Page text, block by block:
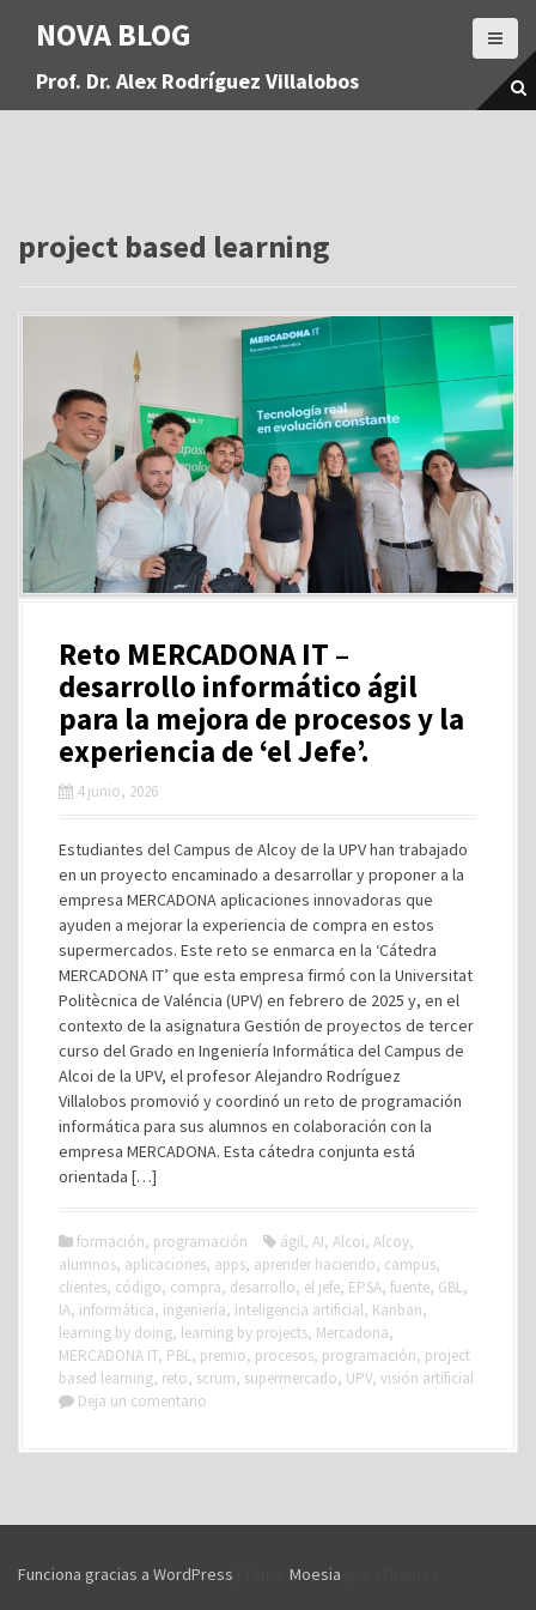
a
NOVA BLOG
Prof. Dr. Alex Rodríguez Villalobos
project based learning
Reto MERCADONA IT –
desarrollo informático ágil
para la mejora de procesos y la
experiencia de ‘el Jefe’.
4 junio, 2026
Estudiantes del Campus de Alcoy de la UPV han trabajado
en un proyecto encaminado a desarrollar y proponer a la
empresa MERCADONA aplicaciones innovadoras que
ayuden a mejorar la experiencia de compra en estos
supermercados. Este reto se enmarca en la ‘Cátedra
MERCADONA IT’ que esta empresa firmó con la Universitat
Politècnica de Valéncia (UPV) en febrero de 2025 y, en el
contexto de la asignatura Gestión de proyectos de tercer
curso del Grado en Ingeniería Informática del Campus de
Alcoi de la UPV, el profesor Alejandro Rodríguez
Villalobos promovió y coordinó un reto de programación
informática para sus alumnos en colaboración con la
empresa MERCADONA. Esta cátedra conjunta está
orientada […]
formación, programación ágil, AI, Alcoi, Alcoy,
alumnos, aplicaciones, apps, aprender haciendo, campus,
clientes, código, compra, desarrollo, el jefe, EPSA, fuente, GBL,
IA, informática, ingeniería, inteligencia artificial, Kanban,
learning by doing, learning by projects, Mercadona,
MERCADONA IT, PBL, premio, procesos, programación, project
based learning, reto, scrum, supermercado, UPV, visión artificial
Deja un comentario
Funciona gracias a WordPress Moesia